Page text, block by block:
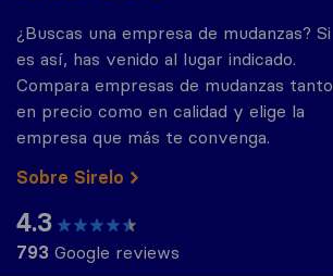
¿Buscas una empresa de mudanzas? Si
es así, has venido al lugar indicado.
Compara empresas de mudanzas tanto
en precio como en calidad y elige la
empresa que más te convenga.
Sobre Sirelo
4.3
793 Google reviews